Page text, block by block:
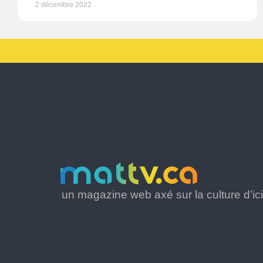
2 décembre 2022
un magazine web axé sur la culture d’ici